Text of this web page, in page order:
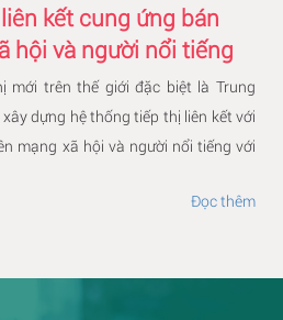
kết cung ứng bán
hội và người nổi tiếng
mới trên thế giới đặc biệt là Trung
dựng hệ thống tiếp thị liên kết với
mạng xã hội và người nổi tiếng với
Đọc thêm